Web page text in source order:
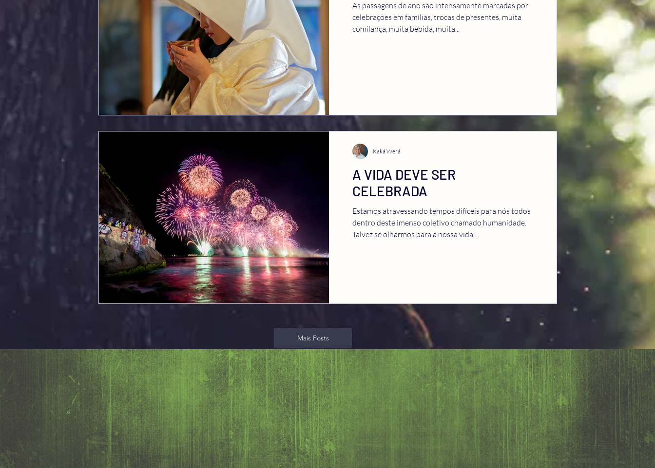
As passagens de ano são intensamente marcadas por
celebrações em famílias, trocas de presentes, muita
comilança, muita bebida, muita...
Kaká Werá
A VIDA DEVE SER
CELEBRADA
Estamos atravessando tempos difíceis para nós todos
dentro deste imenso coletivo chamado humanidade.
Talvez se olharmos para a nossa vida...
Mais Posts